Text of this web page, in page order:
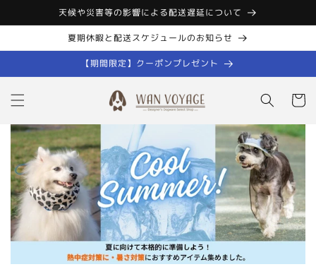
コンテン
ツに進む
天候や災害等の影響による配送遅延について
夏期休暇と配送スケジュールのお知らせ
【期間限定】クーポンプレゼント
ー